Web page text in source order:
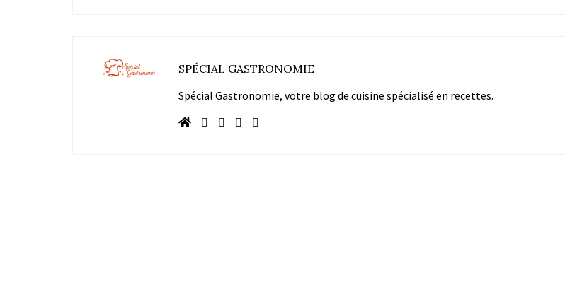
SPÉCIAL GASTRONOMIE
Spécial Gastronomie, votre blog de cuisine spécialisé en recettes.